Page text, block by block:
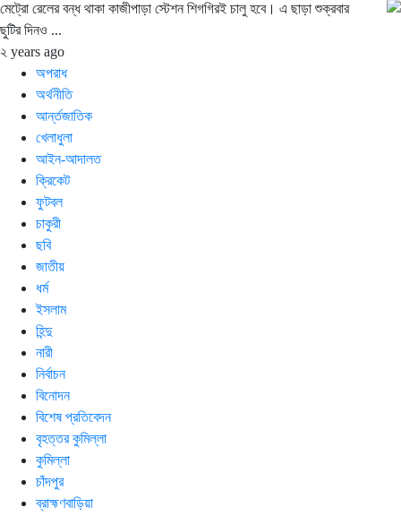
মেট্রো রেলের বন্ধ থাকা কাজীপাড়া স্টেশন শিগগিরই চালু হবে। এ ছাড়া শুক্রবার
ছুটির দিনও ...
২ years ago
অপরাধ
অর্থনীতি
আর্ন্তজাতিক
খেলাধুলা
আইন-আদালত
ক্রিকেট
ফুটবল
চাকুরী
ছবি
জাতীয়
ধর্ম
ইসলাম
হিন্দু
নারী
নির্বাচন
বিনোদন
বিশেষ প্রতিবেদন
বৃহত্তর কুমিল্লা
কুমিল্লা
চাঁদপুর
ব্রাহ্মণবাড়িয়া